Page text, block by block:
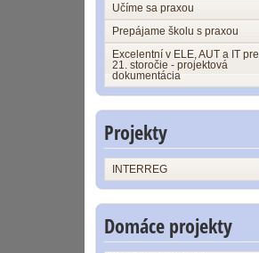
Učíme sa praxou
Prepájame školu s praxou
Excelentní v ELE, AUT a IT pre
21. storočie - projektová
dokumentácia
Projekty
INTERREG
Domáce projekty